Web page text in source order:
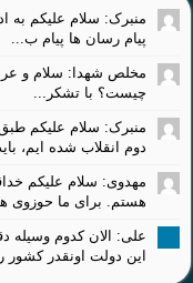
منبرک: سلام علیکم به
پیام رسان ها پیام ب...
مخلص شهدا: سلام و
چیست؟ با تشکر...
منبرک: سلام علیکم
دوم انقلاب شده ایم،
مهدوی: سلام علیکم
هستم. برای ما حوزوی
علی: الان کدوم وسیله
این دولت اونقدر کشور